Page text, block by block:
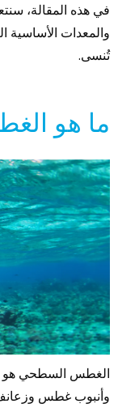
في هذه المقالة،
والمعدات الأساسية
تُنسى.
ما هو
الغطس السطحي هو
وأنبوب غطس